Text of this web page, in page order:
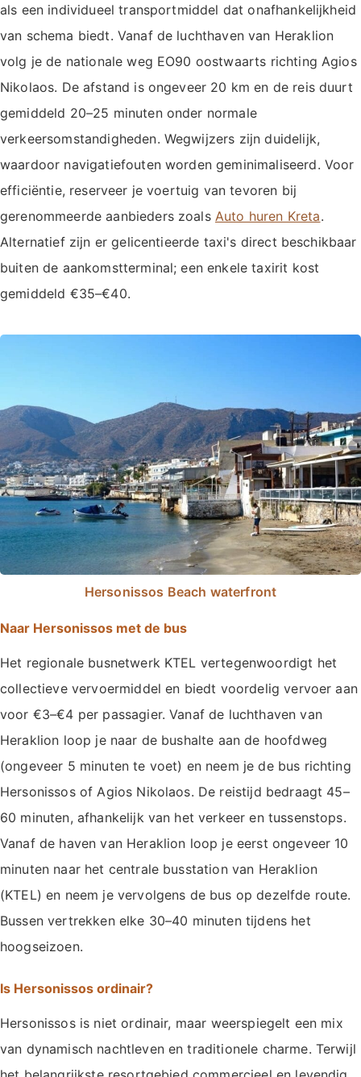
als een individueel transportmiddel dat onafhankelijkheid
van schema biedt. Vanaf de luchthaven van Heraklion
volg je de nationale weg EO90 oostwaarts richting Agios
Nikolaos. De afstand is ongeveer 20 km en de reis duurt
gemiddeld 20–25 minuten onder normale
verkeersomstandigheden. Wegwijzers zijn duidelijk,
waardoor navigatiefouten worden geminimaliseerd. Voor
efficiëntie, reserveer je voertuig van tevoren bij
gerenommeerde aanbieders zoals Auto huren Kreta.
Alternatief zijn er gelicentieerde taxi's direct beschikbaar
buiten de aankomstterminal; een enkele taxirit kost
gemiddeld €35–€40.
Hersonissos Beach waterfront
Naar Hersonissos met de bus
Het regionale busnetwerk KTEL vertegenwoordigt het
collectieve vervoermiddel en biedt voordelig vervoer aan
voor €3–€4 per passagier. Vanaf de luchthaven van
Heraklion loop je naar de bushalte aan de hoofdweg
(ongeveer 5 minuten te voet) en neem je de bus richting
Hersonissos of Agios Nikolaos. De reistijd bedraagt 45–
60 minuten, afhankelijk van het verkeer en tussenstops.
Vanaf de haven van Heraklion loop je eerst ongeveer 10
minuten naar het centrale busstation van Heraklion
(KTEL) en neem je vervolgens de bus op dezelfde route.
Bussen vertrekken elke 30–40 minuten tijdens het
hoogseizoen.
Is Hersonissos ordinair?
Hersonissos is niet ordinair, maar weerspiegelt een mix
van dynamisch nachtleven en traditionele charme. Terwijl